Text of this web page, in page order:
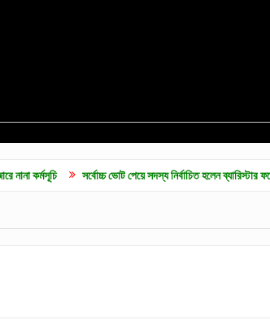
সর্বোচ্চ ভোট পেয়ে সদস্য নির্বাচিত হলেন ব্যারিস্টার ফয়েজ উদ্দিন আহমদ